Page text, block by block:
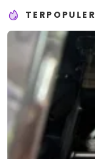
TERPOPULER